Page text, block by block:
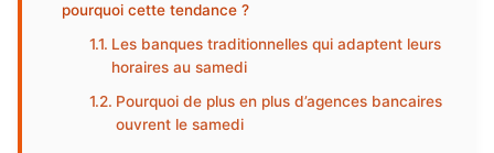
pourquoi cette tendance ?
Les banques traditionnelles qui adaptent leurs
horaires au samedi
Pourquoi de plus en plus d’agences bancaires
ouvrent le samedi